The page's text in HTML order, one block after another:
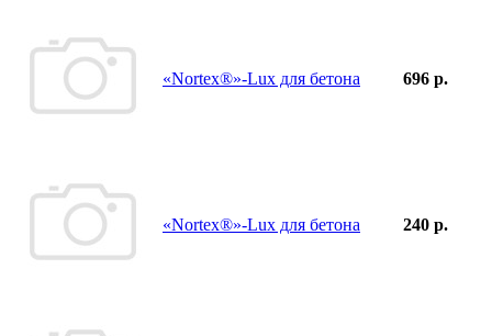
«Nortex®»-Lux для бетона 696 р.
«Nortex®»-Lux для бетона 240 р.